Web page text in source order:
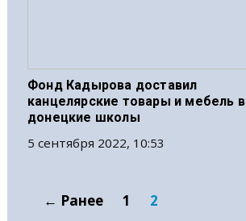
Фонд Кадырова доставил
канцелярские товары и мебель в
донецкие школы
5 сентября 2022, 10:53
← Ранее 1 2